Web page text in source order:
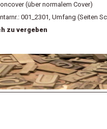
(über normalem Cover)
001_2301, Umfang (Seiten
zu vergeben